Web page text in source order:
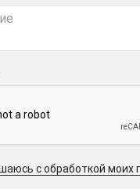
с обработкой моих